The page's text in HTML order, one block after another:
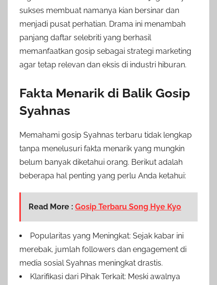
sukses membuat namanya kian bersinar dan
menjadi pusat perhatian. Drama ini menambah
panjang daftar selebriti yang berhasil
memanfaatkan gosip sebagai strategi marketing
agar tetap relevan dan eksis di industri hiburan.
Fakta Menarik di Balik Gosip
Syahnas
Memahami gosip Syahnas terbaru tidak lengkap
tanpa menelusuri fakta menarik yang mungkin
belum banyak diketahui orang. Berikut adalah
beberapa hal penting yang perlu Anda ketahui:
Read More : Gosip Terbaru Song Hye Kyo
Popularitas yang Meningkat: Sejak kabar ini
merebak, jumlah followers dan engagement di
media sosial Syahnas meningkat drastis.
Klarifikasi dari Pihak Terkait: Meski awalnya